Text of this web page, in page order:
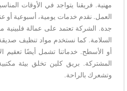
مهنية. فريقنا يتواجد في الأوقات
العمل. نقدم خدمات يومية، أسبوعية أو
جدة. الشركة تعتمد على عمالة فلبينية
السلامة. كما نستخدم مواد تنظيف صديقة
أو الأسطح. خدماتنا تشمل أيضًا تعقيم
المشتركة. بريق كلين تخلق بيئة
وتشعرك بالراحة.